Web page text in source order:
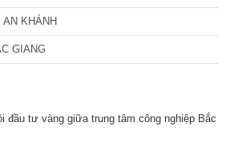
AN KHÁNH
GIANG
đầu tư vàng giữa trung tâm công nghiệp Bắc